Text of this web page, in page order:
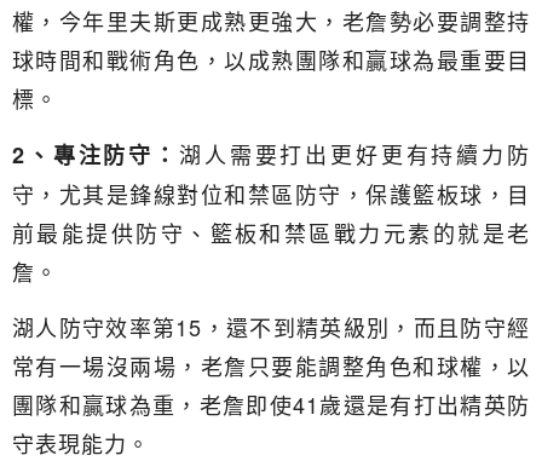
權，今年里夫斯更成熟更強大，老詹勢必要調整持
球時間和戰術角色，以成熟團隊和贏球為最重要目
標。
2、專注防守： 湖人需要打出更好更有持續力防
守，尤其是鋒線對位和禁區防守，保護籃板球，目
前最能提供防守、籃板和禁區戰力元素的就是老
詹。
湖人防守效率第15，還不到精英級別，而且防守經
常有一場沒兩場，老詹只要能調整角色和球權，以
團隊和贏球為重，老詹即使41歲還是有打出精英防
守表現能力。